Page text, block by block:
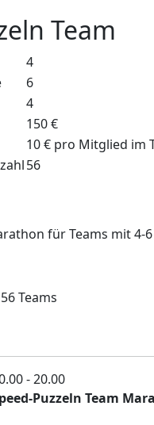
Team
4
6
4
150 €
10 € pro Mitglied im
56
für Teams mit 4-
Teams
- 20.00
Puzzeln Team